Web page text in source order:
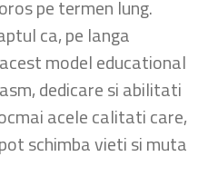
pe termen lung.
ca, pe langa
model educational
dedicare si abilitati
acele calitati care,
schimba vieti si muta